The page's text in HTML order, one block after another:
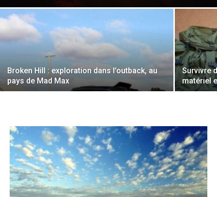
Broken Hill : exploration dans l’outback, au
pays de Mad Max
Survivre
matériel